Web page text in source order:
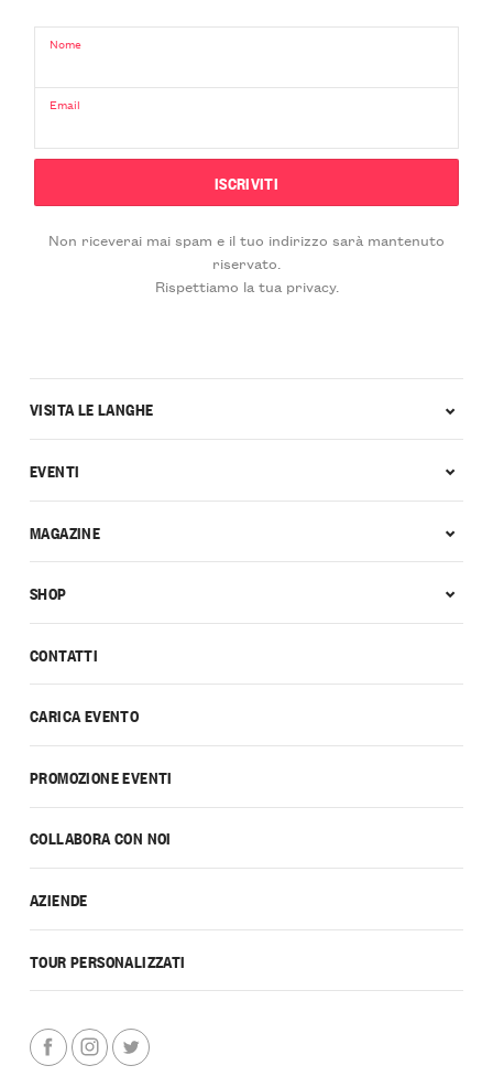
Nome
Email
Non riceverai mai spam e il tuo indirizzo sarà mantenuto
riservato.
Rispettiamo la tua privacy.
CONTATTI
CARICA EVENTO
PROMOZIONE EVENTI
COLLABORA CON NOI
AZIENDE
TOUR PERSONALIZZATI
VISITA LE LANGHE
EVENTI
MAGAZINE
SHOP